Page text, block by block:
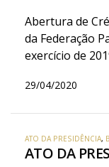
Abertura de
da Federação
exercício de
29/04/2020
ATO DA PRESIDÊNCIA,
ATO DA